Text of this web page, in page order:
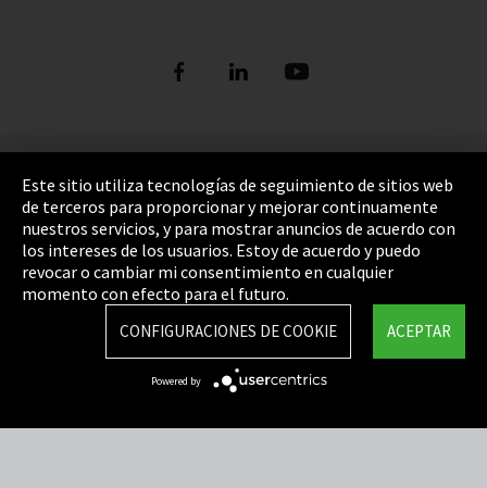
Pie de imprenta
Política de privacidad
Cookie Settings
Términos y Condiciones
Mapa del sitio
Integrity Line
Este sitio utiliza tecnologías de seguimiento de sitios web
de terceros para proporcionar y mejorar continuamente
nuestros servicios, y para mostrar anuncios de acuerdo con
los intereses de los usuarios. Estoy de acuerdo y puedo
revocar o cambiar mi consentimiento en cualquier
momento con efecto para el futuro.
ACEPTAR
CONFIGURACIONES DE COOKIE
Powered by